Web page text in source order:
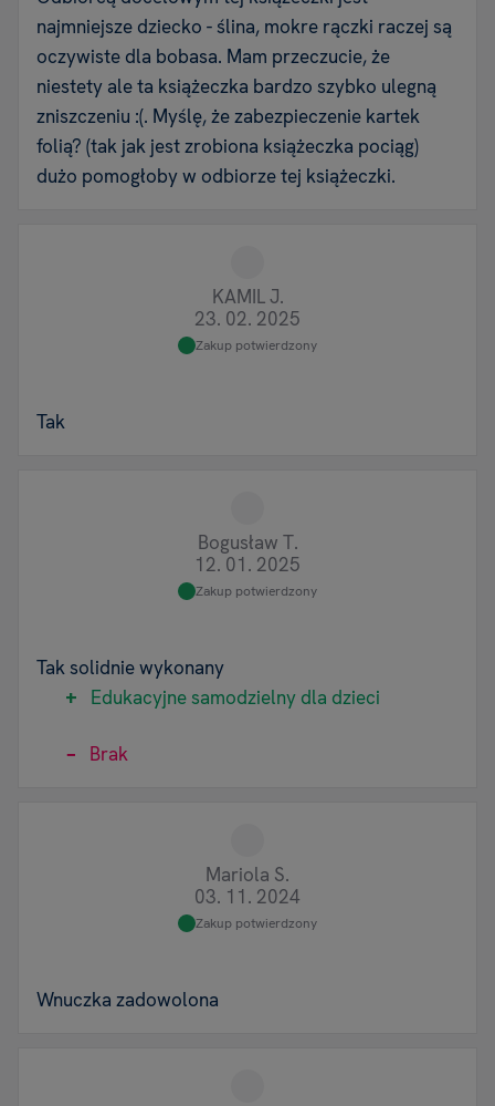
najmniejsze dziecko - ślina, mokre rączki raczej są
oczywiste dla bobasa. Mam przeczucie, że
niestety ale ta książeczka bardzo szybko ulegną
zniszczeniu :(. Myślę, że zabezpieczenie kartek
folią? (tak jak jest zrobiona książeczka pociąg)
dużo pomogłoby w odbiorze tej książeczki.
KAMIL J.
23. 02. 2025
Zakup potwierdzony
Tak
Bogusław T.
12. 01. 2025
Zakup potwierdzony
Tak solidnie wykonany
Edukacyjne samodzielny dla dzieci
Brak
Mariola S.
03. 11. 2024
Zakup potwierdzony
Wnuczka zadowolona